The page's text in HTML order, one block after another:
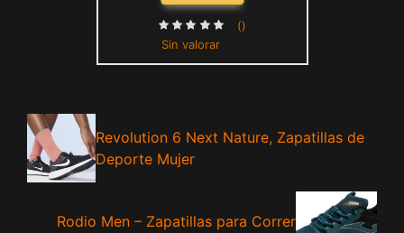
Sin valorar
()
Revolution 6 Next Nature, Zapatillas de
Deporte Mujer
Rodio Men – Zapatillas para Correr